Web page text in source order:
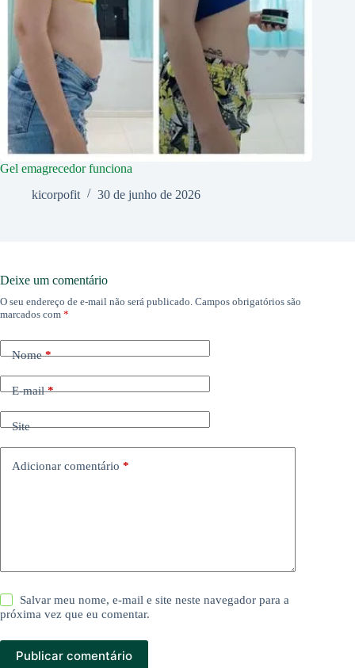
Gel emagrecedor funciona
kicorpofit
30 de junho de 2026
Deixe um comentário
O seu endereço de e-mail não será publicado. Campos obrigatórios são
marcados com *
Nome*
E-mail*
Site
Adicionar comentário *
Salvar meu nome, e-mail e site neste navegador para a
próxima vez que eu comentar.
Publicar comentário